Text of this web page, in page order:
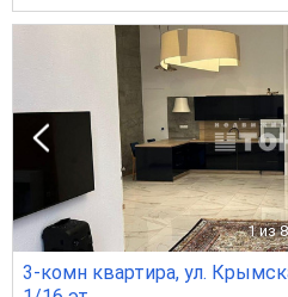
1 из 8
3-комн квартира, ул.